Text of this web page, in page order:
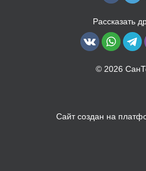
Рассказать
© 2026
Сайт создан на